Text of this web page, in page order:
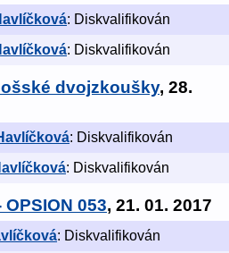
: Diskvalifikován
: Diskvalifikován
dvojzkoušky, 28.
: Diskvalifikován
: Diskvalifikován
053, 21. 01. 2017
: Diskvalifikován